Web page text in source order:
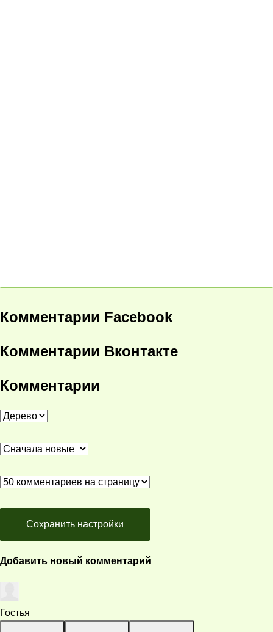
Комментарии Facebook
Комментарии Вконтакте
Комментарии
Сохранить настройки
Добавить новый комментарий
Гостья